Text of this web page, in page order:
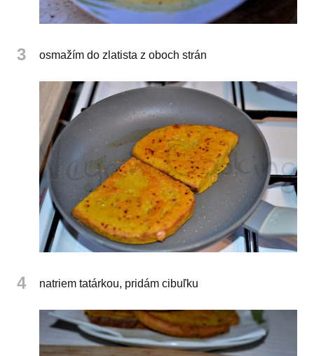
3 osmažím do zlatista z oboch strán
4 natriem tatárkou, pridám cibuľku